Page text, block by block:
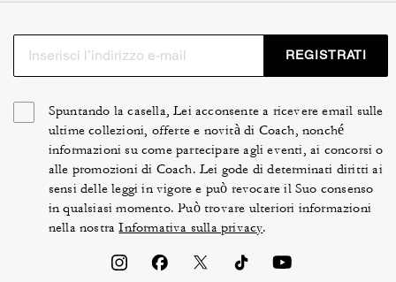
REGISTRATI
Spuntando la casella, Lei acconsente a ricevere email sulle
ultime collezioni, offerte e novità di Coach, nonché
informazioni su come partecipare agli eventi, ai concorsi o
alle promozioni di Coach. Lei gode di determinati diritti ai
sensi delle leggi in vigore e può revocare il Suo consenso
in qualsiasi momento. Può trovare ulteriori informazioni
nella nostraInformativa sulla privacy.